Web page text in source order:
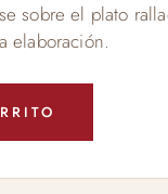
sobre el plato
elaboración.